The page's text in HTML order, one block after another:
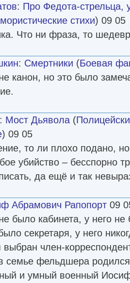
: Про Федота-стрельца,
стихи) 09 05
Что ни фраза, то
: Смертники (Боевая
канон, но это было
: Мост Дьявола (
) 09 05
то ли плохо подано,
убийство – бесспорно
да ещё и так
Абрамович Рапопорт 09
было кабинета, у него
секретаря, у него
член-
семье фельдшера
и умный военный